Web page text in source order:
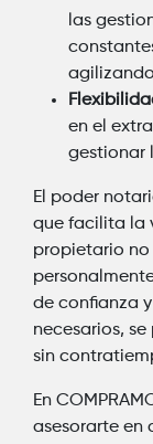
las
en el
gestionar
El poder
que facilita la
propietario
de confianza
necesarios,
sin
En
asesorarte en